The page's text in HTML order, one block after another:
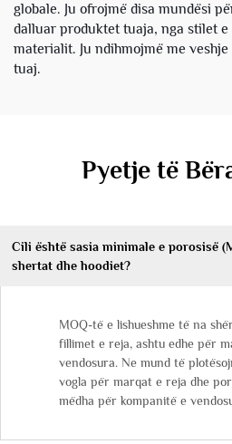
globale. Ju ofrojmë disa mundësi
dalluar produktet tuaja, nga stilet
materialit. Ju ndihmojmë me
tuaj.
Pyetje të
Cili është sasia minimale e porosisë
shertat dhe hoodiet?
MOQ-të e lishueshme të na
fillimet e reja, ashtu edhe për
vendosura. Ne mund të
vogla për marqat e reja dhe
mëdha për kompanitë e